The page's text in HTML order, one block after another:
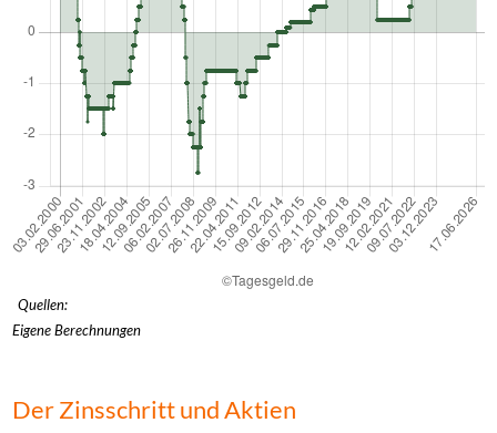
Quellen:
Eigene Berechnungen
Der Zinsschritt und Aktien